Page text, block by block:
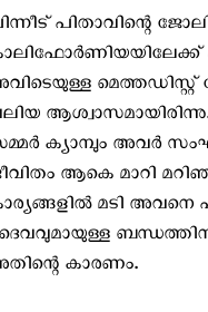
പിതാവിന്റെ
ക്യാമ്പും അവര്‍
ആകെ മാറി
മടി അവനെ
കാരണം.